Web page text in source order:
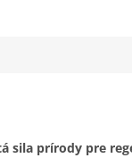
sila prírody pre